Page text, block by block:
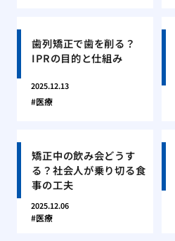
歯列矯正で歯を削る？
IPRの目的と仕組み
2025.12.13
医療
矯正中の飲み会どうす
る？社会人が乗り切る食
事の工夫
2025.12.06
医療